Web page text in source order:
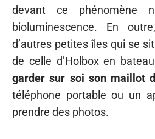
devant ce phénomène
bioluminescence. En
d’autres petites îles qui se
de celle d’Holbox en
garder sur soi son maillot
téléphone portable ou un
prendre des photos.